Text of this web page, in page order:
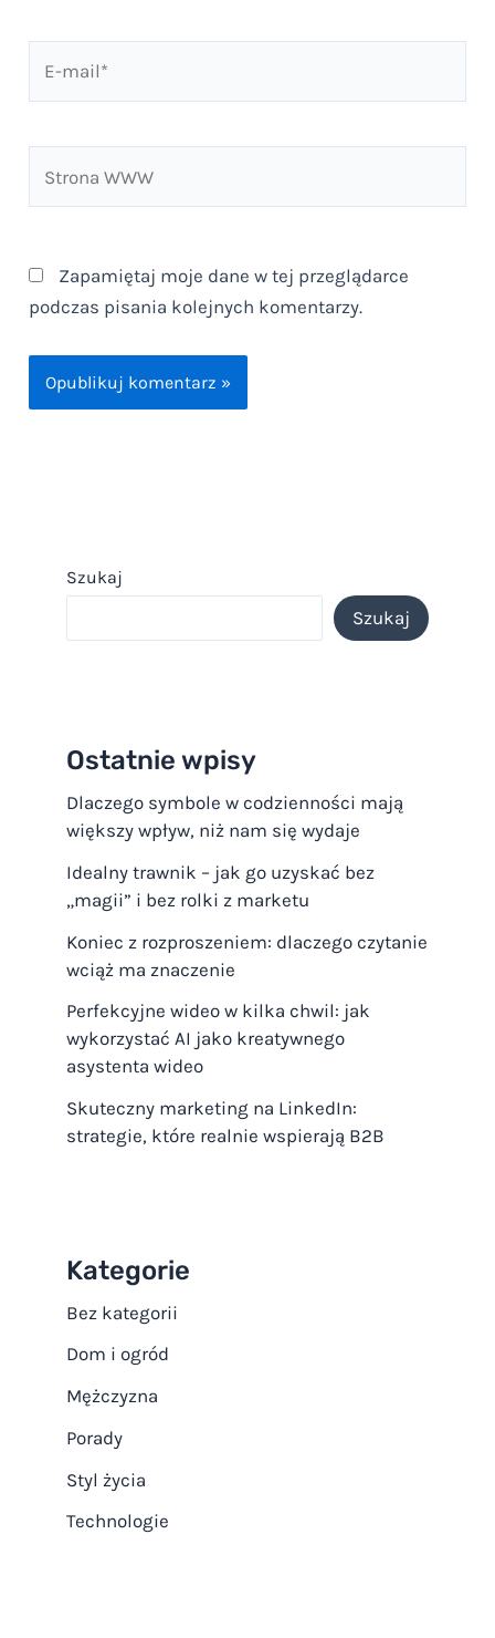
WWW
Zapamiętaj moje dane w tej przeglądarce
podczas pisania kolejnych komentarzy.
Szukaj
Szukaj
Ostatnie wpisy
Dlaczego symbole w codzienności mają
większy wpływ, niż nam się wydaje
Idealny trawnik – jak go uzyskać bez
„magii” i bez rolki z marketu
Koniec z rozproszeniem: dlaczego czytanie
wciąż ma znaczenie
Perfekcyjne wideo w kilka chwil: jak
wykorzystać AI jako kreatywnego
asystenta wideo
Skuteczny marketing na LinkedIn:
strategie, które realnie wspierają B2B
Kategorie
Bez kategorii
Dom i ogród
Mężczyzna
Porady
Styl życia
Technologie